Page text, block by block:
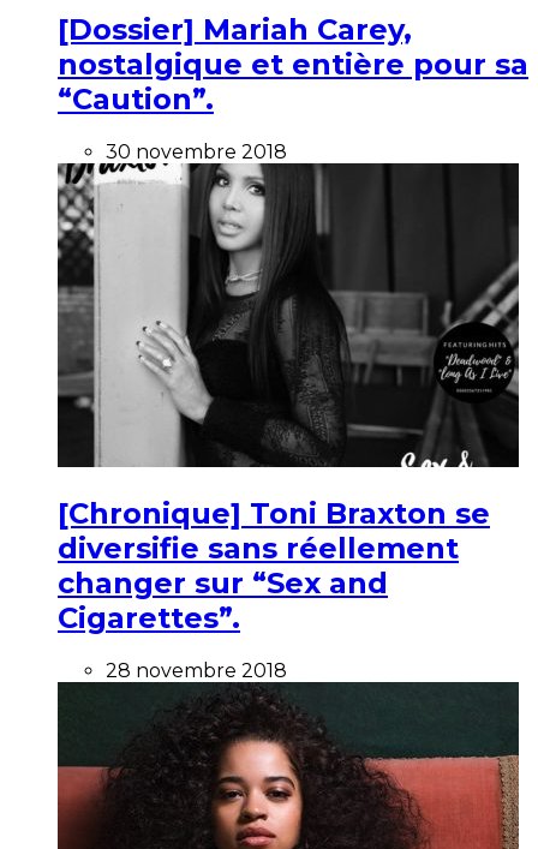
[Dossier] Mariah Carey,
nostalgique et entière pour sa
“Caution”.
30 novembre 2018
[Chronique] Toni Braxton se
diversifie sans réellement
changer sur “Sex and
Cigarettes”.
28 novembre 2018